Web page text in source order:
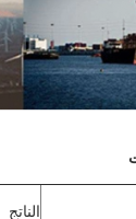
الناتج